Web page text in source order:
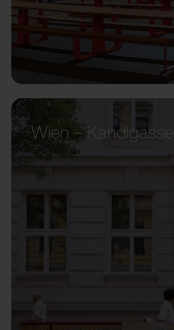
Wien – Kandlgasse